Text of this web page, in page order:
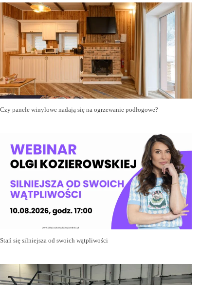
Czy panele winylowe nadają się na ogrzewanie podłogowe?
Stań się silniejsza od swoich wątpliwości